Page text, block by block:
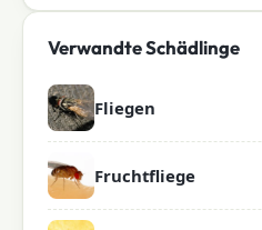
Verwandte Schädlinge
Fliegen
Fruchtfliege